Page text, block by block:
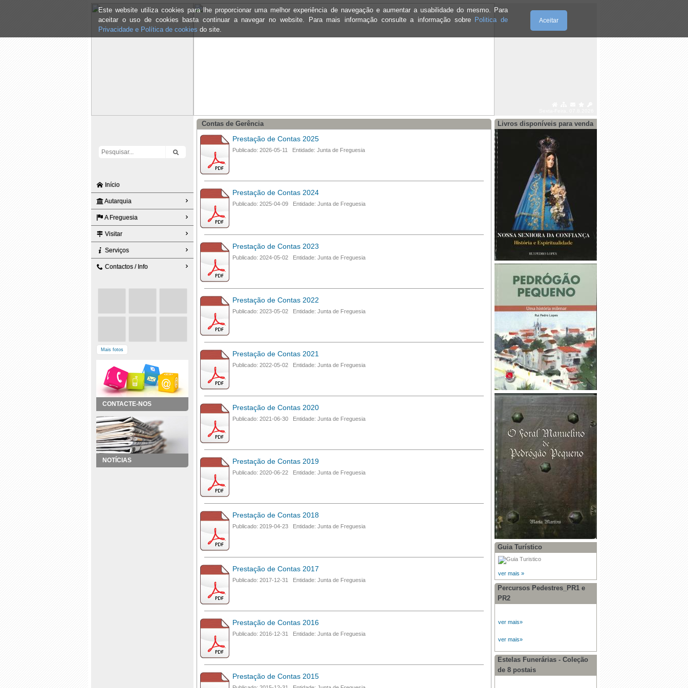
Este website utiliza cookies para lhe proporcionar uma melhor experiência de navegação e aumentar a usabilidade do mesmo. Para
aceitar o uso de cookies basta continuar a navegar no website. Para mais informação consulte a informação sobre Politica de
Privacidade e Política de cookies do site.
Aceitar
Início
Autarquia
A Freguesia
Visitar
Serviços
Contactos / Info
Mais fotos
CONTACTE-NOS
NOTÍCIAS
Contas de Gerência
Prestação de Contas 2025
Publicado: 2026-05-11 Entidade: Junta de Freguesia
Prestação de Contas 2024
Publicado: 2025-04-09 Entidade: Junta de Freguesia
Prestação de Contas 2023
Publicado: 2024-05-02 Entidade: Junta de Freguesia
Prestação de Contas 2022
Publicado: 2023-05-02 Entidade: Junta de Freguesia
Prestação de Contas 2021
Publicado: 2022-05-02 Entidade: Junta de Freguesia
Prestação de Contas 2020
Publicado: 2021-06-30 Entidade: Junta de Freguesia
Prestação de Contas 2019
Publicado: 2020-06-22 Entidade: Junta de Freguesia
Prestação de Contas 2018
Publicado: 2019-04-23 Entidade: Junta de Freguesia
Prestação de Contas 2017
Publicado: 2017-12-31 Entidade: Junta de Freguesia
Prestação de Contas 2016
Publicado: 2016-12-31 Entidade: Junta de Freguesia
Prestação de Contas 2015
Livros disponíveis para venda
Guia Turístico
ver mais »
Percursos Pedestres_PR1 e
PR2
ver mais»
ver mais»
Estelas Funerárias - Coleção
de 8 postais